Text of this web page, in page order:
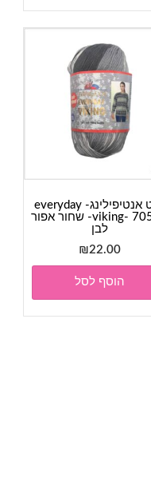
חוט אנטיפילינג- everyday
viking- 70527- שחור אפור
לבן
₪22.00
הוסף לסל